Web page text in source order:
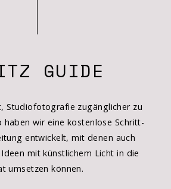
GUIDE
Studiofotografie zugänglicher zu
haben wir eine kostenlose Schritt-
entwickelt, mit denen auch
mit künstlichem Licht in die
umsetzen können.